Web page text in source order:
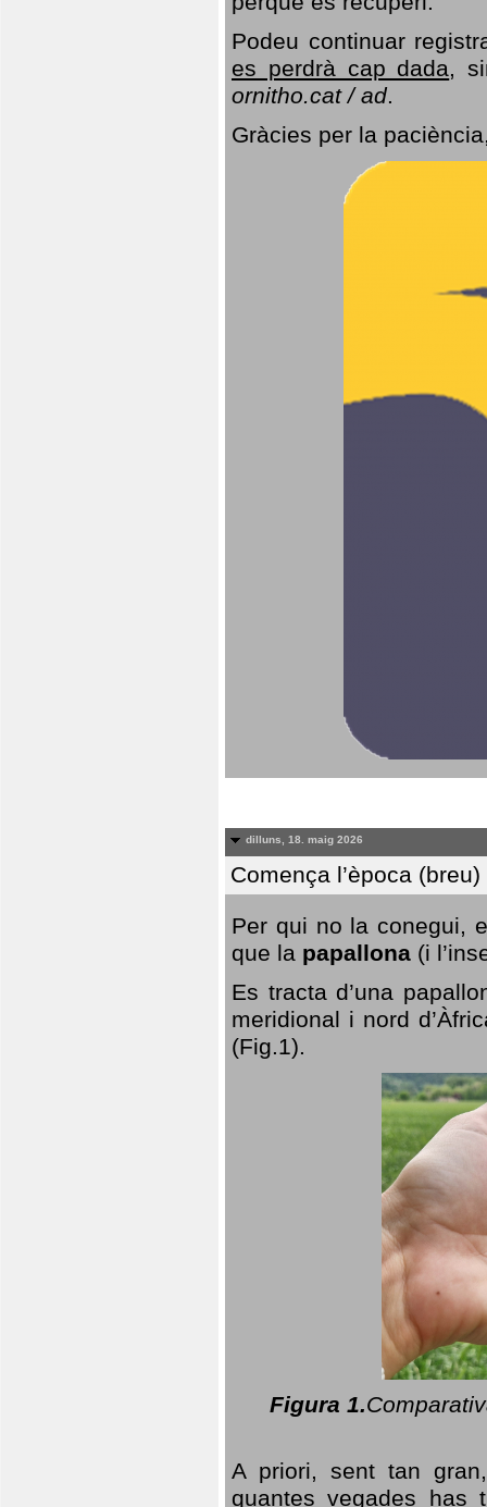
Podeu continuar
es perdrà cap dada,
ornitho.cat / ad.
Gràcies per la
dilluns, 18. maig 2026
Comença l’època
Per qui no la conegui,
que la papallona (i
Es tracta d’una
meridional i nord
(Fig.1).
Figura 1.
A priori, sent tan
quantes vegades has